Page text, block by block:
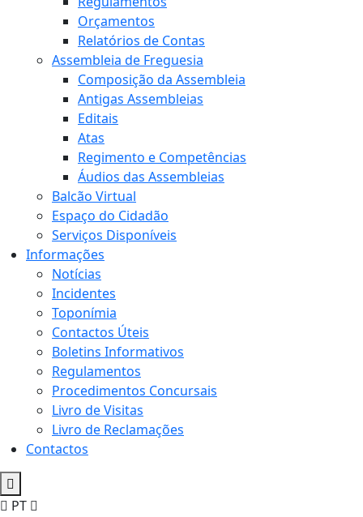
Orçamentos
Relatórios de Contas
Assembleia de Freguesia
Composição da Assembleia
Antigas Assembleias
Editais
Atas
Regimento e Competências
Áudios das Assembleias
Balcão Virtual
Espaço do Cidadão
Serviços Disponíveis
Informações
Notícias
Incidentes
Toponímia
Contactos Úteis
Boletins Informativos
Regulamentos
Procedimentos Concursais
Livro de Visitas
Livro de Reclamações
Contactos
PT